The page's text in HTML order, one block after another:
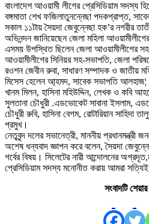
বাংলাদেশ আওয়ামী লীগের প্রেসিডিয়াম সদস্য
বঙ্গমাতা শেখ ফজিলাতুনন্নেছা পদকপ্রাপ্ত,
সকাল ১১টায় সৈয়দা জেবুন্নেছা হক’র নগরীর
অভিনন্দন জানিয়েছেন জেলা মহিলা
এসময় উপস্থিত ছিলেন জেলা আওয়ামীলীগের
আওয়ামীলীগের সিনিয়র সহ-সভাপতি, জেলা
রওশন জেবীন রুবা, সাধারণ সম্পাদক ও জাতীয়
মিসেস হেলেন আ্হমদ, সাবেক সভাপতি আলহাজ¦
খানম মিলন, হাসিনা মহিউদ্দিন, লেখক ও কবি
সুলতানা চৌধুরী .এডভোকেট সাবানা ইসলাম,
চৌধুরী রুবি, হাসিনা বেগম, রোটারিয়ান সাহিদা
প্রমুখ।
নেতৃবৃন্দ দলের সভানেত্রী, মাননীয় প্রধানমন্ত্রী
অশেষ ধন্যবাদ জ্ঞাপন করে বলেন, সৈয়দা
গর্বের বিষয়। সিলেটের নারী আন্দোলনের
প্রেসিডিয়াম সদস্য মনোনীত করায় আমরা
সংবাদটি